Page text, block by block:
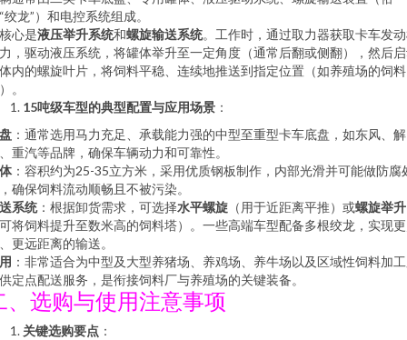
绞龙”）和电控系统组成。
心是液压举升系统和螺旋输送系统。工作时，通过取力器获取卡车发
，驱动液压系统，将罐体举升至一定角度（通常后翻或侧翻），然后
内的螺旋叶片，将饲料平稳、连续地推送到指定位置（如养殖场的饲料
。
15吨级车型的典型配置与应用场景 ：
：通常选用马力充足、承载能力强的中型至重型卡车底盘，如东风、解
重汽等品牌，确保车辆动力和可靠性。
：容积约为25-35立方米，采用优质钢板制作，内部光滑并可能做防腐
确保饲料流动顺畅且不被污染。
系统：根据卸货需求，可选择水平螺旋 （用于近距离平推）或螺旋举升
将饲料提升至数米高的饲料塔）。一些高端车型配备多根绞龙，实现
更远距离的输送。
：非常适合为中型及大型养猪场、养鸡场、养牛场以及区域性饲料加
定点配送服务，是衔接饲料厂与养殖场的关键装备。
、选购与使用注意事项
关键选购要点 ：